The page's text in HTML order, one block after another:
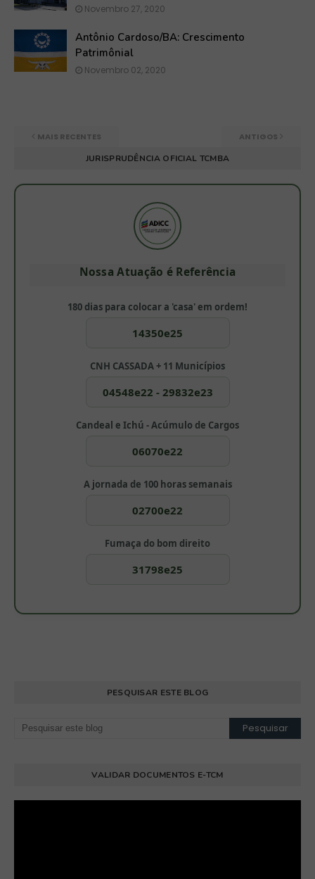
Novembro 27, 2020
Antônio Cardoso/BA: Crescimento
Patrimônial
Novembro 02, 2020
MAIS RECENTES
ANTIGOS
JURISPRUDÊNCIA OFICIAL TCMBA
Nossa Atuação é Referência
180 dias para colocar a 'casa' em ordem!
14350e25
CNH CASSADA + 11 Municípios
04548e22 - 29832e23
Candeal e Ichú - Acúmulo de Cargos
06070e22
A jornada de 100 horas semanais
02700e22
Fumaça do bom direito
31798e25
PESQUISAR ESTE BLOG
VALIDAR DOCUMENTOS E-TCM